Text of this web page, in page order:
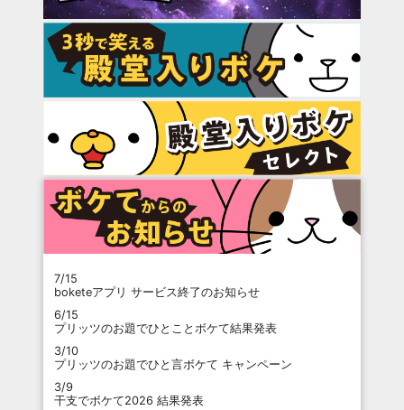
7/15
boketeアプリ サービス終了のお知らせ
6/15
プリッツのお題でひとことボケて結果発表
3/10
プリッツのお題でひと言ボケて キャンペーン
3/9
干支でボケて2026 結果発表